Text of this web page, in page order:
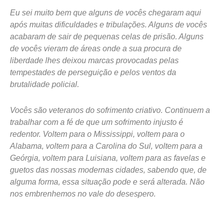
Eu sei muito bem que alguns de vocês chegaram aqui
após muitas dificuldades e tribulações. Alguns de vocês
acabaram de sair de pequenas celas de prisão. Alguns
de vocês vieram de áreas onde a sua procura de
liberdade lhes deixou marcas provocadas pelas
tempestades de perseguição e pelos ventos da
brutalidade policial.
Vocês são veteranos do sofrimento criativo. Continuem a
trabalhar com a fé de que um sofrimento injusto é
redentor. Voltem para o Mississippi, voltem para o
Alabama, voltem para a Carolina do Sul, voltem para a
Geórgia, voltem para Luisiana, voltem para as favelas e
guetos das nossas modernas cidades, sabendo que, de
alguma forma, essa situação pode e será alterada. Não
nos embrenhemos no vale do desespero.